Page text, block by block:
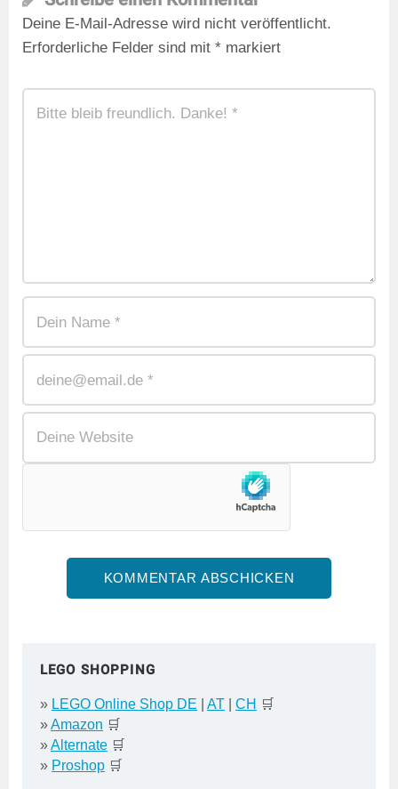
Deine E-Mail-Adresse wird nicht veröffentlicht.
Erforderliche Felder sind mit * markiert
LEGO SHOPPING
» LEGO Online Shop DE AT CH 🛒
»Amazon 🛒
»Alternate 🛒
» Proshop 🛒